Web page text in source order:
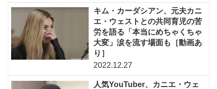
キム・カーダシアン、元夫カニ
エ・ウェストとの共同育児の苦
労を語る「本当にめちゃくちゃ
大変」涙を流す場面も［動画あ
り］
2022.12.27
人気YouTuber、カニエ・ウェ